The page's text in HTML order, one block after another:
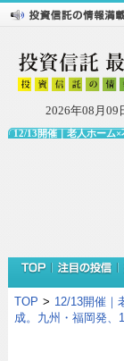
2026年08月09
12/13開催｜老人ホーム
TOP > 12/13開催｜
成。九州・福岡発、